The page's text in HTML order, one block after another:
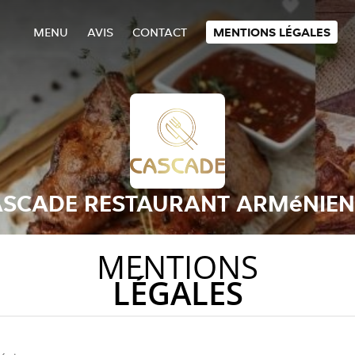
MENU AVIS CONTACT MENTIONS LÉGALES
RESTAURANT
MENTIONS
LÉGALES